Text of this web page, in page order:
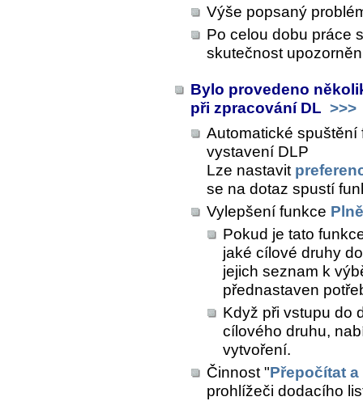
Výše popsaný
Po celou dobu práce
skutečnost
Bylo provedeno
při zpracování DL >>>
Automatické
vystavení DLP
Lze nastavit
se na dotaz spustí
Vylepšení funkce
Pokud je tato
jaké cílové druhy
jejich seznam k
přednastaven
Když při vstupu do
cílového druhu,
vytvoření.
Činnost "Přepočítat
prohlížeči dodacího